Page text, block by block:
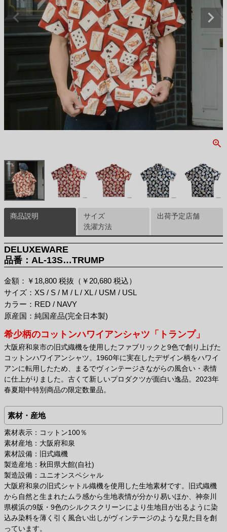
商品説明
DELUXEWARE
品番：AL-13S…TRUMP
金額：￥18,800 税抜（￥20,680 税込）
サイズ：XS / S / M / L / XL / USM / USL
カラー：RED / NAVY
原産国：純国産品(完全日本製)
希少柄のコットンハワイアンシャツ「トランプ」
大阪府和泉市の旧式織機を使用したファブリックと9色で創り上げた
コットンハワイアンシャツ。1960年に実在したデザイン柄をハワイ
アンに転用したため、まるでヴィンテージさながらの風合い・表情
に仕上がりました。古くて新しいプロダクツが面白い逸品。2023年
春夏期中特別商品の限定数量品。
素材・産地
素材表示：コットン100％
素材産地：大阪府和泉
素材設備：旧式織機
製造産地：秋田県大館(自社)
製造設備：ユニオンスペシャル
大阪府和泉の旧式シャトル織機を使用した生地素材です。旧式織機
から自然と生まれたムラ感から生地表情が分かり易いほか、神奈川
県横浜の9版・9色のシルクスクリーンにより生地目が出るように染
込み染料を薄く引く風合い出しがヴィンテージのような見た目を創
っています。
サイズ
洗濯方法
出荷予定店舗